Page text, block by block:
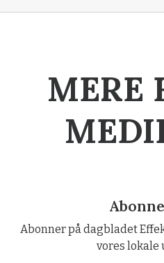
MERE
Abonner på dagbladet
vores lokale